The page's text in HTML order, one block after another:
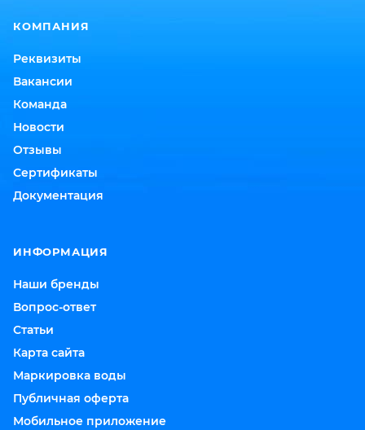
КОМПАНИЯ
Реквизиты
Вакансии
Команда
Новости
Отзывы
Сертификаты
Документация
ИНФОРМАЦИЯ
Наши бренды
Вопрос-ответ
Статьи
Карта сайта
Маркировка воды
Публичная оферта
Мобильное приложение